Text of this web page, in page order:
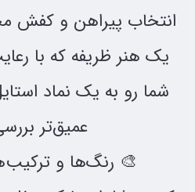
انتخاب پیراهن و کفش
یک هنر ظریفه که با
شما رو به یک نماد
عمیق‌تر
🎨 رنگ‌ها و